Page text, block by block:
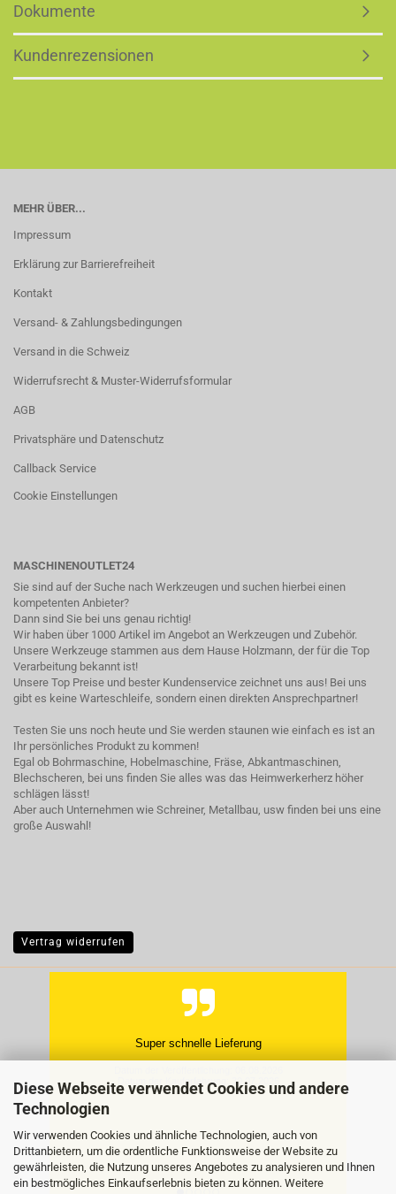
Diese Webseite verwendet Cookies und andere
Technologien
Wir verwenden Cookies und ähnliche Technologien, auch von
Drittanbietern, um die ordentliche Funktionsweise der Website zu
gewährleisten, die Nutzung unseres Angebotes zu analysieren und Ihnen
ein bestmögliches Einkaufserlebnis bieten zu können. Weitere
Dokumente
Kundenrezensionen
MEHR ÜBER...
Impressum
Erklärung zur Barrierefreiheit
Kontakt
Versand- & Zahlungsbedingungen
Versand in die Schweiz
Widerrufsrecht & Muster-Widerrufsformular
AGB
Privatsphäre und Datenschutz
Callback Service
Cookie Einstellungen
MASCHINENOUTLET24
Sie sind auf der Suche nach Werkzeugen und suchen hierbei einen
kompetenten Anbieter?
Dann sind Sie bei uns genau richtig!
Wir haben über 1000 Artikel im Angebot an Werkzeugen und Zubehör.
Unsere Werkzeuge stammen aus dem Hause Holzmann, der für die Top
Verarbeitung bekannt ist!
Unsere Top Preise und bester Kundenservice zeichnet uns aus! Bei uns
gibt es keine Warteschleife, sondern einen direkten Ansprechpartner!
Testen Sie uns noch heute und Sie werden staunen wie einfach es ist an
Ihr persönliches Produkt zu kommen!
Egal ob Bohrmaschine, Hobelmaschine, Fräse, Abkantmaschinen,
Blechscheren, bei uns finden Sie alles was das Heimwerkerherz höher
schlägen lässt!
Aber auch Unternehmen wie Schreiner, Metallbau, usw finden bei uns eine
große Auswahl!
Vertrag widerrufen
Hat super geklappt, gern wieder.
Datum der Kauferfahrung: 20.07.2026